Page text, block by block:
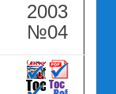
2003
№04